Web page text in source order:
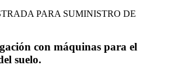
PARA SUMINISTRO DE
con máquinas para el
suelo.